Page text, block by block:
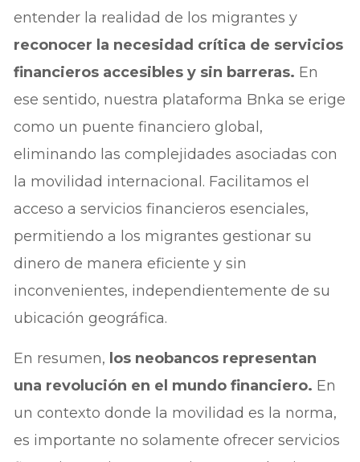
entender la realidad de los migrantes y
reconocer la necesidad crítica de servicios
financieros accesibles y sin barreras. En
ese sentido, nuestra plataforma Bnka se erige
como un puente financiero global,
eliminando las complejidades asociadas con
la movilidad internacional. Facilitamos el
acceso a servicios financieros esenciales,
permitiendo a los migrantes gestionar su
dinero de manera eficiente y sin
inconvenientes, independientemente de su
ubicación geográfica.
En resumen, los neobancos representan
una revolución en el mundo financiero. En
un contexto donde la movilidad es la norma,
es importante no solamente ofrecer servicios